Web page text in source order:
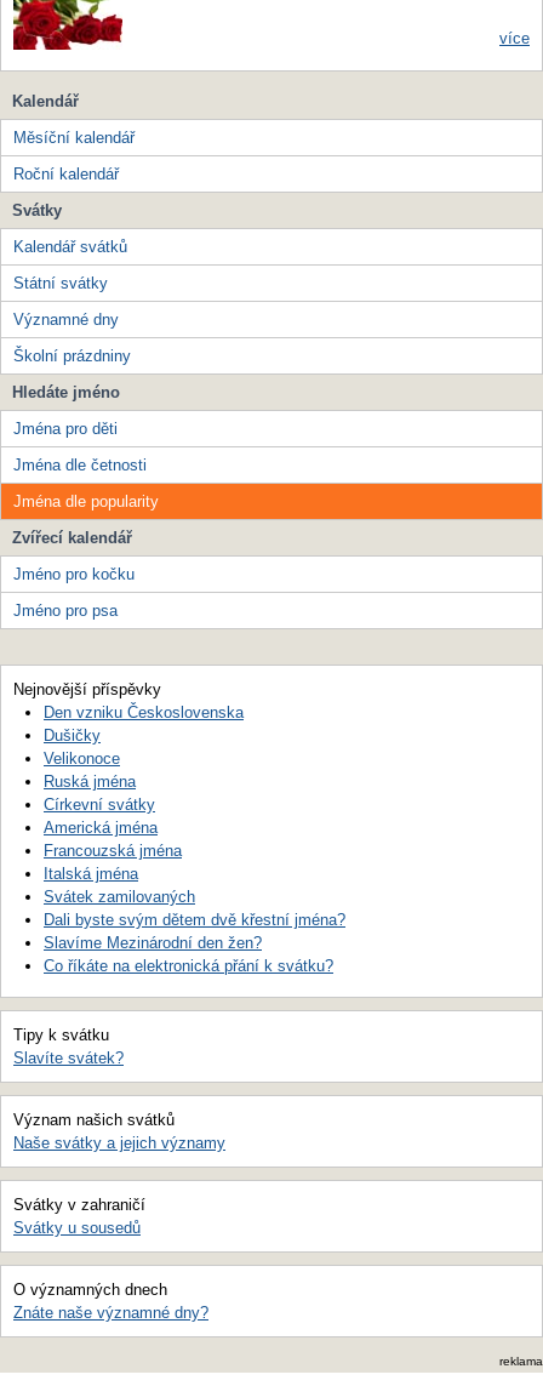
více
Kalendář
Měsíční kalendář
Roční kalendář
Svátky
Kalendář svátků
Státní svátky
Významné dny
Školní prázdniny
Hledáte jméno
Jména pro děti
Jména dle četnosti
Jména dle popularity
Zvířecí kalendář
Jméno pro kočku
Jméno pro psa
Nejnovější příspěvky
Den vzniku Československa
Dušičky
Velikonoce
Ruská jména
Církevní svátky
Americká jména
Francouzská jména
Italská jména
Svátek zamilovaných
Dali byste svým dětem dvě křestní jména?
Slavíme Mezinárodní den žen?
Co říkáte na elektronická přání k svátku?
Tipy k svátku
Slavíte svátek?
Význam našich svátků
Naše svátky a jejich významy
Svátky v zahraničí
Svátky u sousedů
O významných dnech
Znáte naše významné dny?
reklama